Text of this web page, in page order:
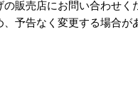
販売店にお問い合わせく
予告なく変更する場合が